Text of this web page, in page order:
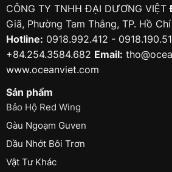
CÔNG TY TNHH ĐẠI DƯƠNG VIỆT
Giã, Phường Tam Thắng, TP. Hồ
Hotline: 0918.992.412 -
+84.254.3584.682 Email:
www.oceanviet.com
Sản phẩm
Bảo Hộ Red Wing
Gàu Ngoạm Guven
Dầu Nhớt Bôi Trơn
Vật Tư Khác